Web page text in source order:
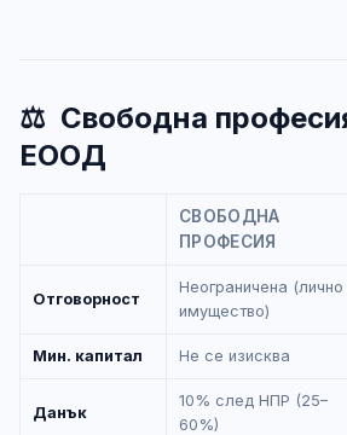
⚖️ Свободна
ЕООД
СВОБОДНА
ПРОФЕСИЯ
Отговорност
Неограничена (лично
имущество)
Мин. капитал Не се изисква
Данък
10% след НПР (25–
60%)